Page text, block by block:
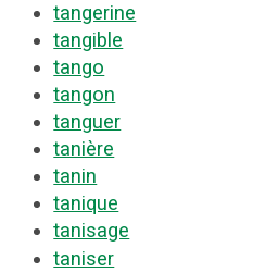
tangerine
tangible
tango
tangon
tanguer
tanière
tanin
tanique
tanisage
taniser